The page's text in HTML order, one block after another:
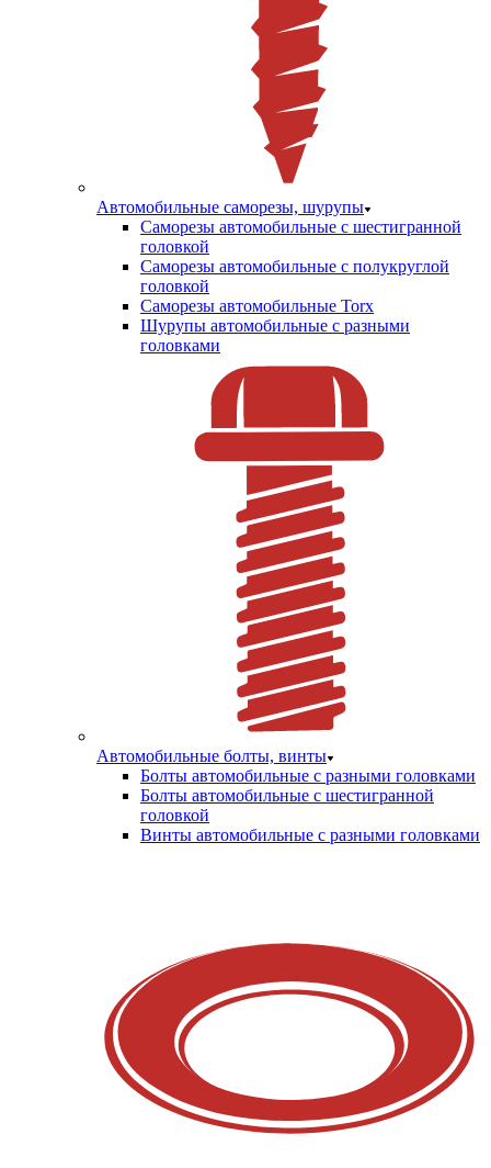
Автомобильные саморезы, шурупы
Саморезы автомобильные с шестигранной
головкой
Саморезы автомобильные с полукруглой
головкой
Саморезы автомобильные Torx
Шурупы автомобильные с разными
головками
Автомобильные болты, винты
Болты автомобильные с разными головками
Болты автомобильные с шестигранной
головкой
Винты автомобильные с разными головками